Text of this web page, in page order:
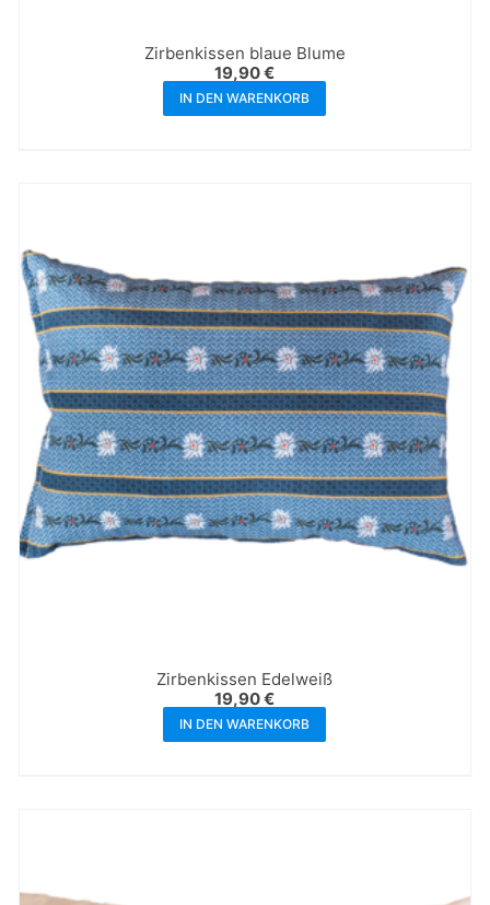
Zirbenkissen blaue Blume
19,90€
IN DEN WARENKORB
Zirbenkissen Edelweiß
19,90€
IN DEN WARENKORB